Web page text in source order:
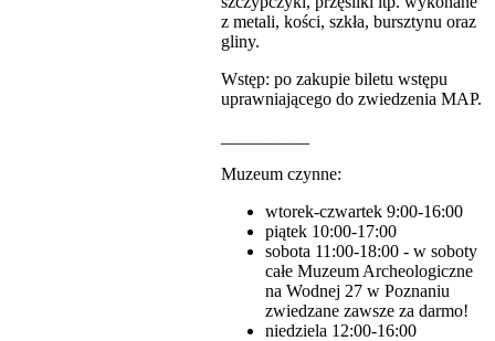
z metali, kości, szkła, bursztynu oraz
gliny.
Wstęp: po zakupie biletu wstępu
uprawniającego do zwiedzenia MAP.
Muzeum czynne:
wtorek-czwartek 9:00-16:00
piątek 10:00-17:00
sobota 11:00-18:00 - w soboty
całe Muzeum Archeologiczne
na Wodnej 27 w Poznaniu
zwiedzane zawsze za darmo!
niedziela 12:00-16:00